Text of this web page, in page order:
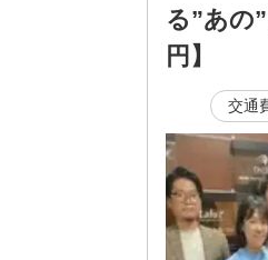
る”あの
円】
交通